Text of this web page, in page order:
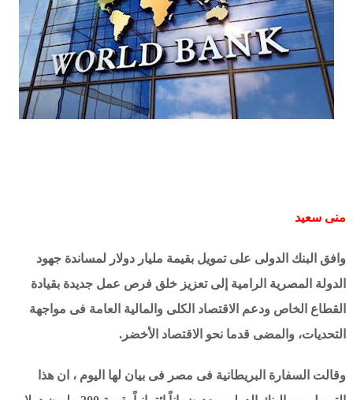
منى سعيد
وافق البنك الدولى على تمويل بقيمة مليار دولار لمساندة جهود
الدولة المصرية الرامية إلى تعزيز خلق فرص عمل جديدة بقيادة
القطاع الخاص ودعم الاقتصاد الكلى والمالية العامة فى مواجهة
التحديات، والمضى قدما نحو الاقتصاد الأخضر.
وقالت السفارة البريطانية فى مصر فى بيان لها اليوم ، ان هذا